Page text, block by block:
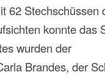
konnte das
wurden der
Brandes, der